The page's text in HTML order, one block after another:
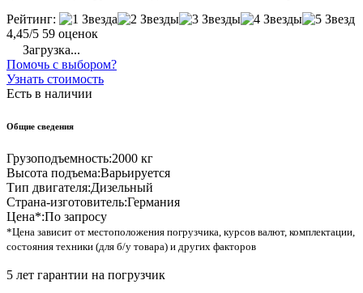
Рейтинг:
4,45/5 59 оценок
Загрузка...
Помочь с выбором?
Узнать стоимость
Есть в наличии
Общие сведения
Грузоподъемность:2000 кг
Высота подъема:Варьируется
Тип двигателя:Дизельный
Страна-изготовитель:Германия
Цена*:По запросу
*Цена зависит от местоположения погрузчика, курсов валют, комплектации,
состояния техники (для б/у товара) и других факторов
5 лет гарантии на погрузчик